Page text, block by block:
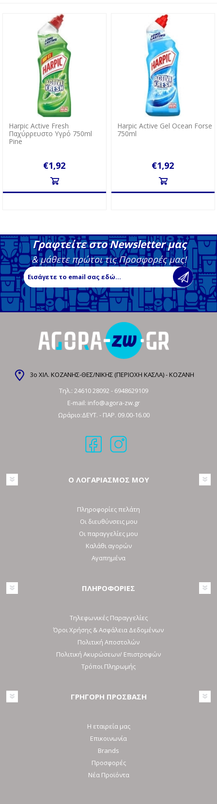
Harpic Active Fresh
Παχύρρευστο Υγρό 750ml
Pine
€1,92
Harpic Active Gel Ocean Forse
750ml
€1,92
Γραφτείτε στο Newsletter μας
& μάθετε πρώτοι τις Προσφορές μας!
3ο ΧΙΛ. ΚΟΖΑΝΗΣ-ΘΕΣ/ΝΙΚΗΣ (ΠΕΡΙΟΧΗ ΚΑΣΛΑ) - ΚΟΖΑΝΗ
Τηλ.: 24610 28092- 6948629109
E-mail: info@agora-zw.gr
Ωράριο:ΔΕΥΤ. - ΠΑΡ. 09.00-16.00
Ο ΛΟΓΑΡΙΑΣΜΟΣ ΜΟΥ
Πληροφορίες πελάτη
Οι διευθύνσεις μου
Οι παραγγελίες μου
Καλάθι αγορών
Αγαπημένα
ΠΛΗΡΟΦΟΡΙΕΣ
Τηλεφωνικές Παραγγελίες
Όροι Χρήσης & Ασφάλεια Δεδομένων
Πολιτική Αποστολών
Πολιτική Ακυρώσεων/ Επιστροφών
Τρόποι Πληρωμής
ΓΡΗΓΟΡΗ ΠΡΟΣΒΑΣΗ
Η εταιρεία μας
Επικοινωνία
Brands
Προσφορές
Νέα Προϊόντα